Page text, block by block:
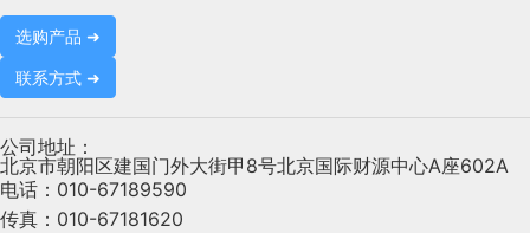
选购产品 ➜
联系方式 ➜
公司地址：
北京市朝阳区建国门外大街甲8号北京国际财源中心A座602A
电话： 010-67189590
传真： 010-67181620